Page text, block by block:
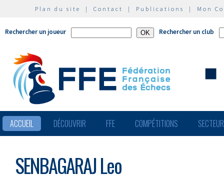
Plan du site | Contact | Publications | Mon
Rechercher un joueur Rechercher un club
ACCUEIL DÉCOUVRIR FFE COMPÉTITIONS
SENBAGARAJ Leo